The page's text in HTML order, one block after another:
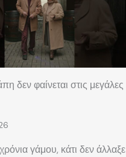
δεν φαίνεται στις μεγάλες
γάμου, κάτι δεν άλλαξε